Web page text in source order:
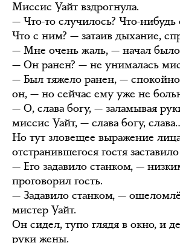
Миссис Уайт вздрогнула.
— Что-то случилось? Что-нибудь
Что с ним? — затаив дыхание,
— Мне очень жаль, — начал было
— Он ранен? — не унималась
— Был тяжело ранен, —
он, — но сейчас ему уже не
— О, слава богу, — заламывая
миссис Уайт, — слава богу,
Но тут зловещее выражение
отстранившегося гостя
— Его задавило станком, —
проговорил гость.
— Задавило станком, —
мистер Уайт.
Он сидел, тупо глядя в окно, и
руки жены.